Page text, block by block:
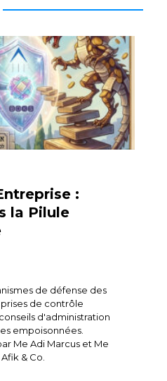
:
la Pilule
de défense des
de contrôle
d'administration
empoisonnées.
Me Adi Marcus et Me
& Co.